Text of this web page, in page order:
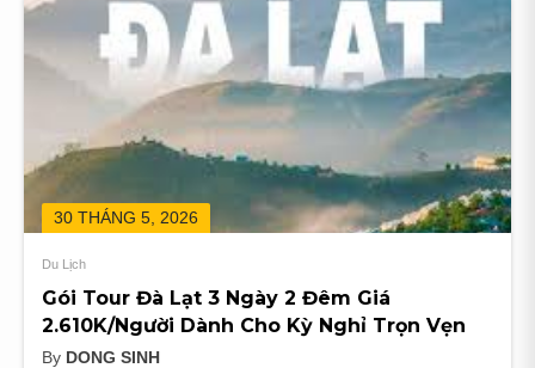
30 THÁNG 5, 2026
Du Lịch
Gói Tour Đà Lạt 3 Ngày 2 Đêm Giá
2.610K/Người Dành Cho Kỳ Nghỉ Trọn Vẹn
By DONG SINH